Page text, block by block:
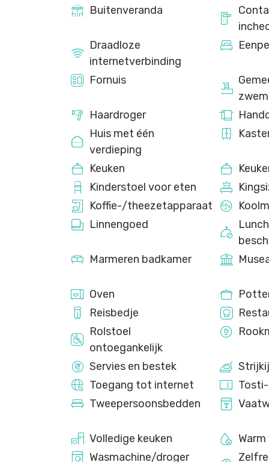
Buitenveranda
Draadloze
internetverbinding
Fornuis
Haardroger
Huis met één
verdieping
Keuken
Kinderstoel voor eten
Koffie-/theezetapparaat
Linnengoed
Marmeren badkamer
Oven
Reisbedje
Rolstoel
ontoegankelijk
Servies en bestek
Toegang tot internet
Tweepersoonsbedden
Volledige keuken
Wasmachine/droger